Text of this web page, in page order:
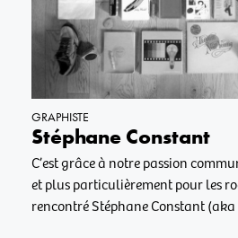
GRAPHISTE
Stéphane Constant
C’est grâce à notre passion
et plus particulièrement pour les
rencontré Stéphane Constant